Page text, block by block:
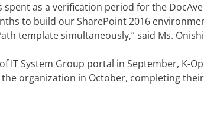
spent as a verification period for the
to build our SharePoint 2016
template simultaneously,” said Ms.
IT System Group portal in September, K-
organization in October, completing